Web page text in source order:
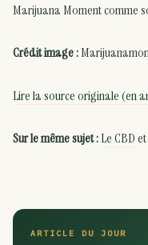
Marijuana Moment comme
Crédit image :
Lire la source originale (en
Sur le même sujet :Le CBDet
ARTICLE DU JOUR